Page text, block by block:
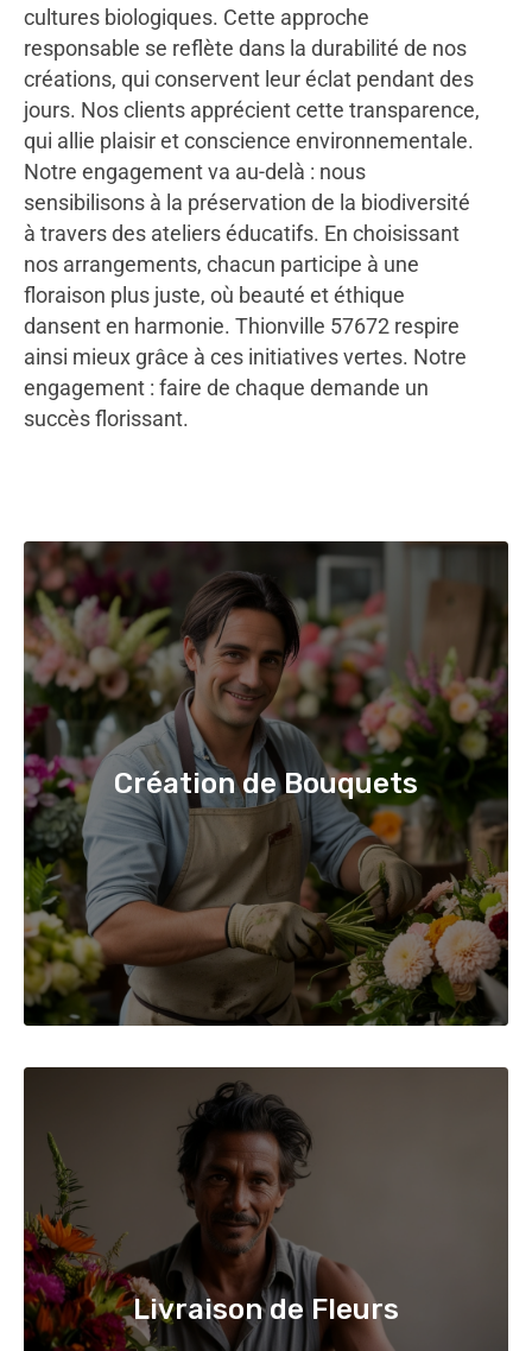
cultures biologiques. Cette approche
responsable se reflète dans la durabilité de nos
créations, qui conservent leur éclat pendant des
jours. Nos clients apprécient cette transparence,
qui allie plaisir et conscience environnementale.
Notre engagement va au-delà : nous
sensibilisons à la préservation de la biodiversité
à travers des ateliers éducatifs. En choisissant
nos arrangements, chacun participe à une
floraison plus juste, où beauté et éthique
dansent en harmonie. Thionville 57672 respire
ainsi mieux grâce à ces initiatives vertes. Notre
engagement : faire de chaque demande un
succès florissant.
Création de Bouquets
Livraison de Fleurs